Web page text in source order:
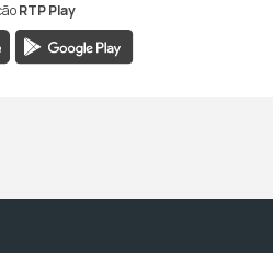
1 1
Antena 1
RTP Play